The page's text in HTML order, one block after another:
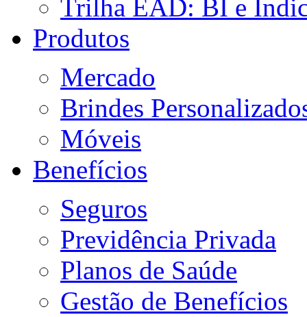
Trilha EAD: BI e
Produtos
Mercado
Brindes
Móveis
Benefícios
Seguros
Previdência Privada
Planos de Saúde
Gestão de Benefícios